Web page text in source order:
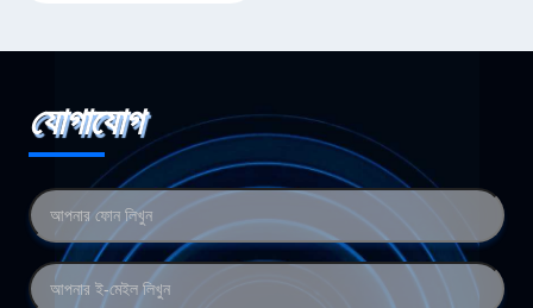
যোগাযোগ